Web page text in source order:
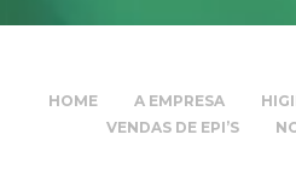
HOME A EMPRESA
VENDAS DE EPI’S